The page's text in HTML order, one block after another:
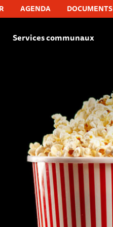
AGENDA DOCUMENTS
Services communaux